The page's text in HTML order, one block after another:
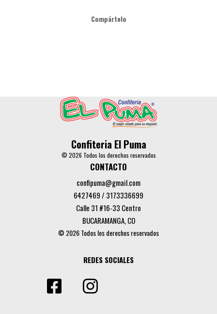
Compártelo
Confiteria El Puma
© 2026 Todos los derechos reservados
CONTACTO
confipuma@gmail.com
6427469 / 3173336699
Calle 31 #16-33 Centro
BUCARAMANGA, CO
© 2026 Todos los derechos reservados
REDES SOCIALES